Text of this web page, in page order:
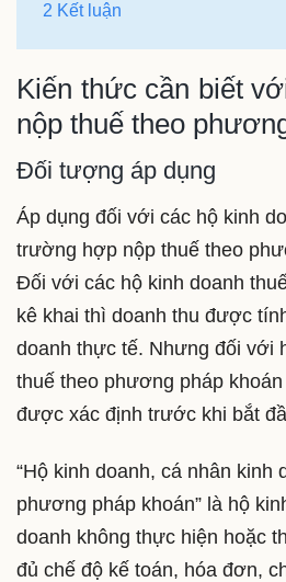
2 Kết luận
Kiến thức cần biết
nộp thuế theo
Đối tượng áp dụng
Áp dụng đối với các hộ kinh
trường hợp nộp thuế theo
Đối với các hộ kinh doanh
kê khai thì doanh thu được
doanh thực tế. Nhưng đối với
thuế theo phương pháp
được xác định trước khi bắt
“Hộ kinh doanh, cá nhân kinh
phương pháp khoán” là hộ
doanh không thực hiện hoặc
đủ chế độ kế toán, hóa đơn,